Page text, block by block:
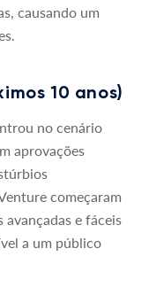
causando um
10 anos)
no cenário
aprovações
começaram
avançadas e fáceis
a um público